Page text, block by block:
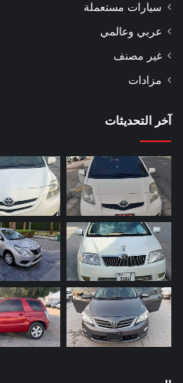
سيارات مستعملة
عربي وعالمي
غير مصنف
مزادات
آخر التحديثات